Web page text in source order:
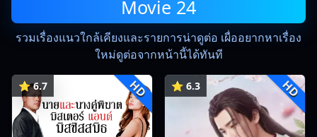
Movie 24
รวมเรื่องแนวใกล้เคียงและรายการน่าดูต่อ เผื่ออยากหาเรื่อง
ใหม่ดูต่อจากหน้านี้ได้ทันที
⭐ 6.7 HD ⭐ 6.3 HD